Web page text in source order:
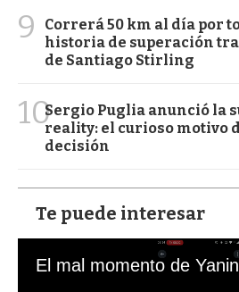
9
Correrá 50 km al día por
historia de superación
de Santiago Stirling
10Sergio Puglia anunció la
reality: el curioso motivo
decisión
Te puede interesar